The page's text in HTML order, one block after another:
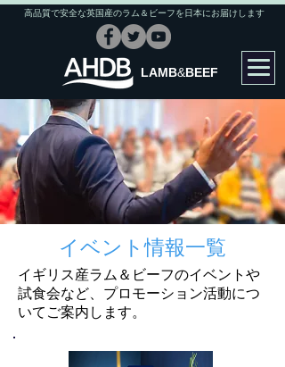
LAMB&BEEF
高品質で安全な英国産のラム＆ビーフを日本にお届けします
​イベント情報一覧
イギリス産ラム＆ビーフのイベントや
試食会など、プロモーション活動につ
いてご案内します。